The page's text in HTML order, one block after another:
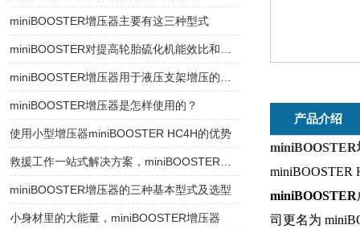
产品介绍
miniBOOSTER
miniBOOSTER
miniBOOSTER
司更名为
miniBOOSTER增压器主要有这三种型式
miniBOOSTER增压器是怎样使用的？
使用小型增压器miniBOOSTER HC4H的优势
miniBOOSTER增压器的三种基本型式及选型
小身材里的大能量，miniBOOSTER增压器